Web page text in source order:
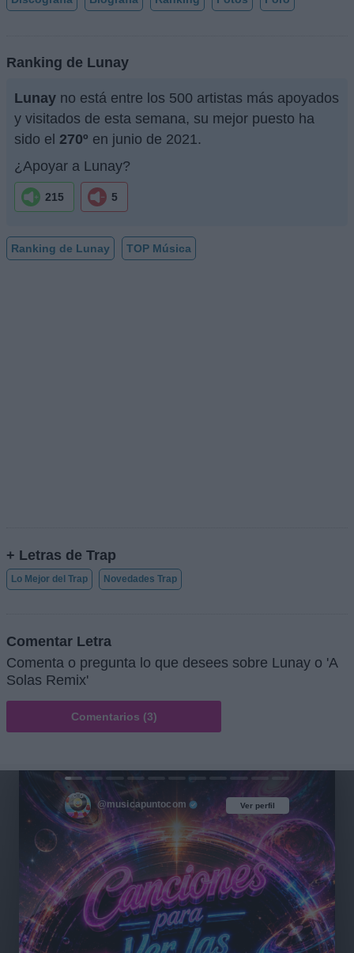
Ranking de Lunay
Lunay no está entre los 500 artistas más apoyados
y visitados de esta semana, su mejor puesto ha
sido el 270º en junio de 2021.
¿Apoyar a Lunay?
215 5
Ranking de Lunay TOP Música
+ Letras de Trap
Lo Mejor del Trap Novedades Trap
Comentar Letra
Comenta o pregunta lo que desees sobre Lunay o 'A
Solas Remix'
Comentarios (3)
Ver perfil
@musicapuntocom Ver perfil